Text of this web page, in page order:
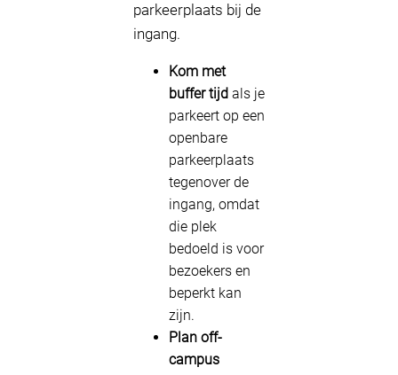
parkeerplaats bij de
ingang.
Kom met
buffer tijd als je
parkeert op een
openbare
parkeerplaats
tegenover de
ingang, omdat
die plek
bedoeld is voor
bezoekers en
beperkt kan
zijn.
Plan off-
campus